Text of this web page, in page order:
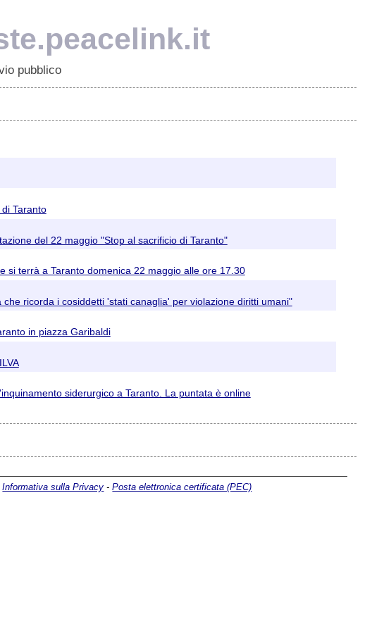
pubblico
Taranto
del 22 maggio "Stop al sacrificio di Taranto"
si terrà a Taranto domenica 22 maggio alle ore 17.30
ricorda i cosiddetti 'stati canaglia' per violazione diritti umani"
in piazza Garibaldi
siderurgico a Taranto. La puntata è online
Informativa sulla Privacy -Posta elettronica certificata (PEC)